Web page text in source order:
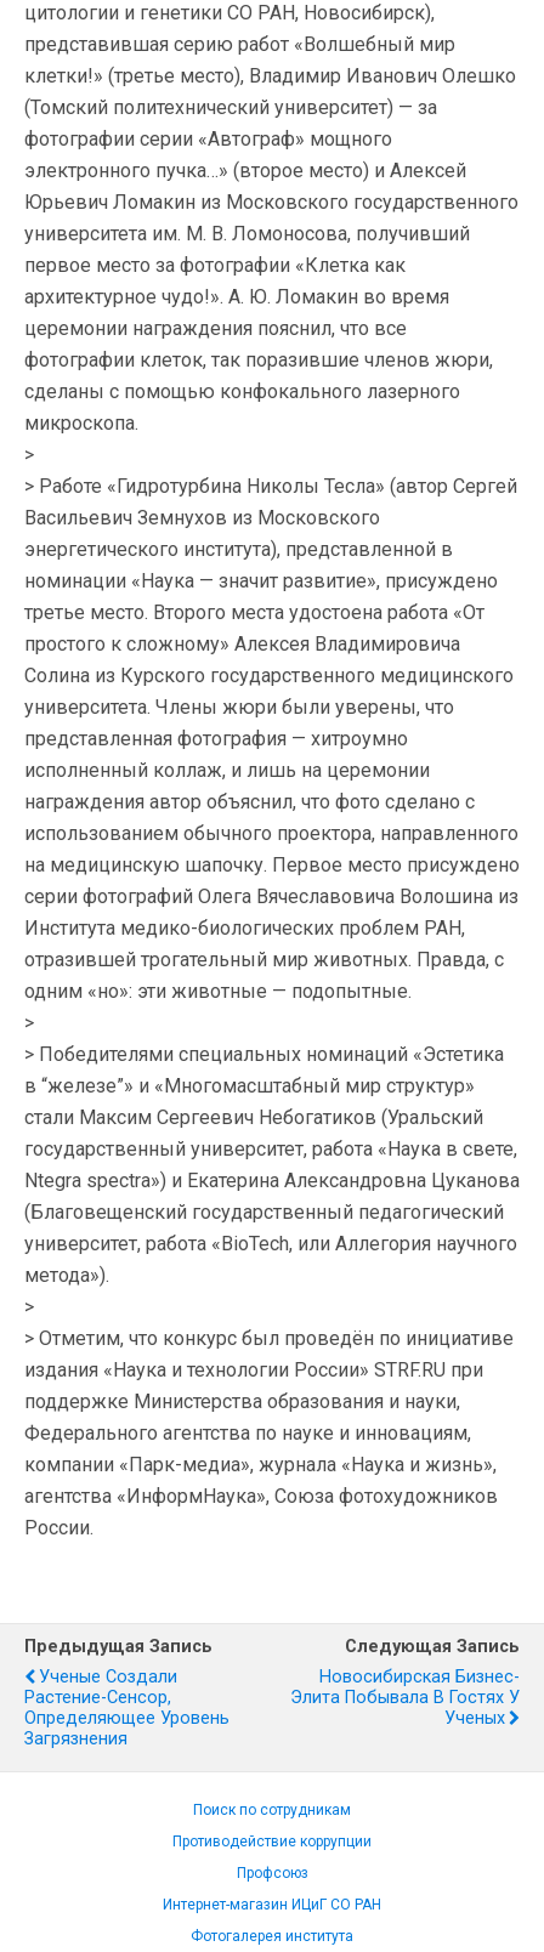
цитологии и генетики СО РАН, Новосибирск),
представившая серию работ «Волшебный мир
клетки!» (третье место), Владимир Иванович Олешко
(Томский политехнический университет) — за
фотографии серии «Автограф» мощного
электронного пучка…» (второе место) и Алексей
Юрьевич Ломакин из Московского государственного
университета им. М. В. Ломоносова, получивший
первое место за фотографии «Клетка как
архитектурное чудо!». А. Ю. Ломакин во время
церемонии награждения пояснил, что все
фотографии клеток, так поразившие членов жюри,
сделаны с помощью конфокального лазерного
микроскопа.
>
> Работе «Гидротурбина Николы Тесла» (автор Сергей
Васильевич Земнухов из Московского
энергетического института), представленной в
номинации «Наука — значит развитие», присуждено
третье место. Второго места удостоена работа «От
простого к сложному» Алексея Владимировича
Солина из Курского государственного медицинского
университета. Члены жюри были уверены, что
представленная фотография — хитроумно
исполненный коллаж, и лишь на церемонии
награждения автор объяснил, что фото сделано с
использованием обычного проектора, направленного
на медицинскую шапочку. Первое место присуждено
серии фотографий Олега Вячеславовича Волошина из
Института медико-биологических проблем РАН,
отразившей трогательный мир животных. Правда, с
одним «но»: эти животные — подопытные.
>
> Победителями специальных номинаций «Эстетика
в “железе”» и «Многомасштабный мир структур»
стали Максим Сергеевич Небогатиков (Уральский
государственный университет, работа «Наука в свете,
Ntegra spectra») и Екатерина Александровна Цуканова
(Благовещенский государственный педагогический
университет, работа «BioTech, или Аллегория научного
метода»).
>
> Отметим, что конкурс был проведён по инициативе
издания «Наука и технологии России» STRF.RU при
поддержке Министерства образования и науки,
Федерального агентства по науке и инновациям,
компании «Парк-медиа», журнала «Наука и жизнь»,
агентства «ИнформНаука», Союза фотохудожников
России.
Предыдущая Запись
Ученые Создали
Растение-Сенсор,
Определяющее Уровень
Загрязнения
Следующая Запись
Новосибирская Бизнес-
Элита Побывала В Гостях У
Ученых
Поиск по сотрудникам
Противодействие коррупции
Профсоюз
Интернет-магазин ИЦиГ СО РАН
Фотогалерея института